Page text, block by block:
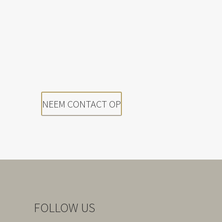
NEEM CONTACT OP
FOLLOW US